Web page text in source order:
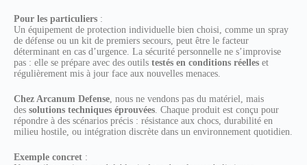
Pour les particuliers :
Un équipement de protection individuelle bien choisi, comme un spray
de défense ou un kit de premiers secours, peut être le facteur
déterminant en cas d’urgence. La sécurité personnelle ne s’improvise
pas : elle se prépare avec des outils testés en conditions réelles et
régulièrement mis à jour face aux nouvelles menaces.
Chez Arcanum Defense, nous ne vendons pas du matériel, mais
des solutions techniques éprouvées. Chaque produit est conçu pour
répondre à des scénarios précis : résistance aux chocs, durabilité en
milieu hostile, ou intégration discrète dans un environnement quotidien.
Exemple concret :